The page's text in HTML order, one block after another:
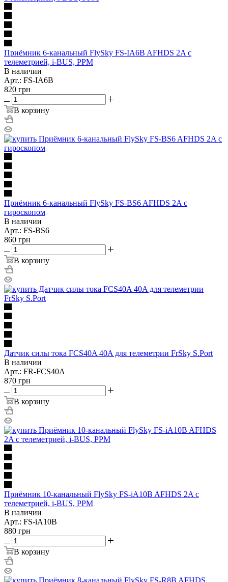
Приёмник 6-канальный FlySky FS-IA6B AFHDS 2A с
телеметрией, i-BUS, PPM
В наличии
Арт.: FS-IA6B
820 грн
В корзину
Приёмник 6-канальный FlySky FS-BS6 AFHDS 2A с
гироскопом
В наличии
Арт.: FS-BS6
860 грн
В корзину
Датчик силы тока FCS40A 40A для телеметрии FrSky S.Port
В наличии
Арт.: FR-FCS40A
870 грн
В корзину
Приёмник 10-канальный FlySky FS-iA10B AFHDS 2A с
телеметрией, i-BUS, PPM
В наличии
Арт.: FS-iA10B
880 грн
В корзину